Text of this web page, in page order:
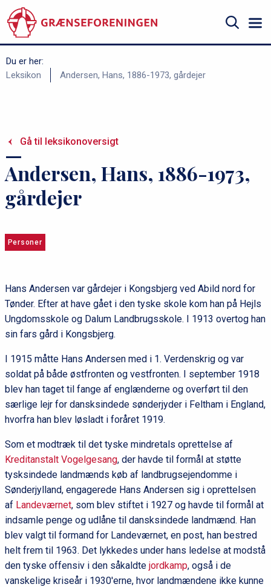
til
hovedindhold
Søg
Du er her:
Leksikon Andersen, Hans, 1886-1973, gårdejer
Gå til leksikonoversigt
Andersen, Hans, 1886-1973,
gårdejer
Personer
Hans Andersen var gårdejer i Kongsbjerg ved Abild nord for
Tønder. Efter at have gået i den tyske skole kom han på Hejls
Ungdomsskole og Dalum Landbrugsskole. I 1913 overtog han
sin fars gård i Kongsbjerg.
I 1915 måtte Hans Andersen med i 1. Verdenskrig og var
soldat på både østfronten og vestfronten. I september 1918
blev han taget til fange af englænderne og overført til den
særlige lejr for dansksindede sønderjyder i Feltham i England,
hvorfra han blev løsladt i foråret 1919.
Som et modtræk til det tyske mindretals oprettelse af
Kreditanstalt Vogelgesang, der havde til formål at støtte
tysksindede landmænds køb af landbrugsejendomme i
Sønderjylland, engagerede Hans Andersen sig i oprettelsen
af Landeværnet, som blev stiftet i 1927 og havde til formål at
indsamle penge og udlåne til dansksindede landmænd. Han
blev valgt til formand for Landeværnet, en post, han bestred
helt frem til 1963. Det lykkedes under hans ledelse at modstå
den tyske offensiv i den såkaldte jordkamp, også i de
vanskelige kriseår i 1930'erne, hvor landmændene ikke kunne